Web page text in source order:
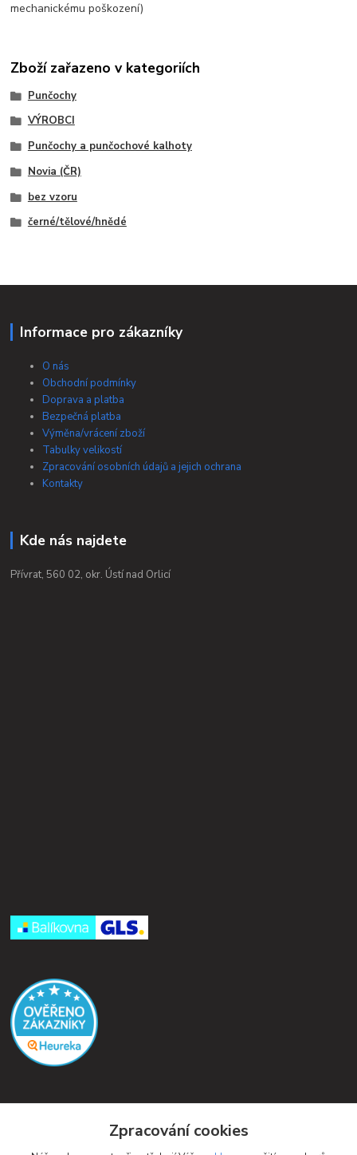
mechanickému poškození)
Zboží zařazeno v kategoriích
Punčochy
VÝROBCI
Punčochy a punčochové kalhoty
Novia (ČR)
bez vzoru
černé/tělové/hnědé
Informace pro zákazníky
O nás
Obchodní podmínky
Doprava a platba
Bezpečná platba
Výměna/vrácení zboží
Tabulky velikostí
Zpracování osobních údajů a jejich ochrana
Kontakty
Kde nás najdete
Přívrat, 560 02, okr. Ústí nad Orlicí
Zpracování cookies